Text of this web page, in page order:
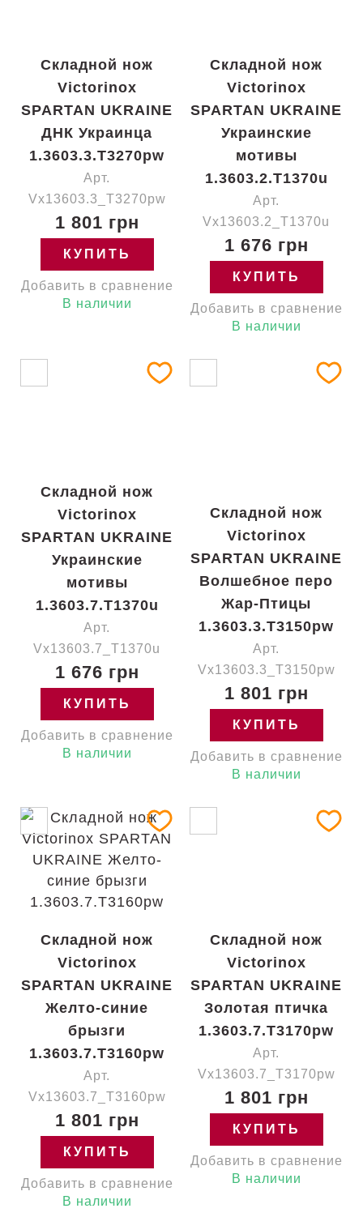
Складной нож
Victorinox
SPARTAN UKRAINE
ДНК Украинца
1.3603.3.T3270pw
Арт.
Vx13603.3_T3270pw
1 801 грн
КУПИТЬ
Добавить в сравнение
В наличии
Складной нож
Victorinox
SPARTAN UKRAINE
Украинские
мотивы
1.3603.2.T1370u
Арт.
Vx13603.2_T1370u
1 676 грн
КУПИТЬ
Добавить в сравнение
В наличии
Складной нож
Victorinox
SPARTAN UKRAINE
Украинские
мотивы
1.3603.7.T1370u
Арт.
Vx13603.7_T1370u
1 676 грн
КУПИТЬ
Добавить в сравнение
В наличии
Складной нож
Victorinox
SPARTAN UKRAINE
Волшебное перо
Жар-Птицы
1.3603.3.T3150pw
Арт.
Vx13603.3_T3150pw
1 801 грн
КУПИТЬ
Добавить в сравнение
В наличии
Складной нож
Victorinox
SPARTAN UKRAINE
Желто-синие
брызги
1.3603.7.T3160pw
Арт.
Vx13603.7_T3160pw
1 801 грн
КУПИТЬ
Добавить в сравнение
В наличии
Складной нож
Victorinox
SPARTAN UKRAINE
Золотая птичка
1.3603.7.T3170pw
Арт.
Vx13603.7_T3170pw
1 801 грн
КУПИТЬ
Добавить в сравнение
В наличии